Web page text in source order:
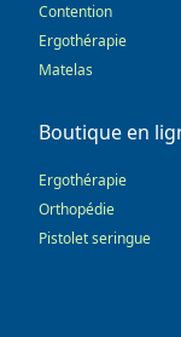
Contention
Ergothérapie
Matelas
Boutique en
Ergothérapie
Orthopédie
Pistolet seringue